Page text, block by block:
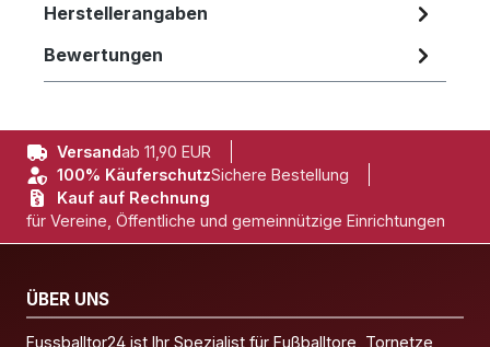
Herstellerangaben
Bewertungen
Versandab 11,90 EUR
100% KäuferschutzSichere Bestellung
Kauf auf Rechnung
für Vereine, Öffentliche und gemeinnützige Einrichtungen
ÜBER UNS
Fussballtor24 ist Ihr Spezialist für Fußballtore, Tornetze